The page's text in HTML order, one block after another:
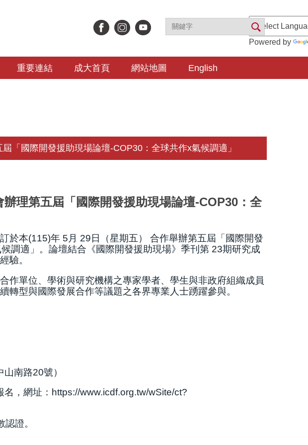
Powered by
重要連結 成大首頁 網站地圖 English
「國際開發援助現場論壇-COP30：全球共作x氣候調適」
辦理第五屆「國際開發援助現場論壇-COP30：全
於本(115)年 5月 29日（星期五） 合作舉辦第五屆「國際開發
調適」。論壇結合《國際開發援助現場》季刊第 23期研究成
驗。
作單位、學術與研究機構之專家學者、學生與非政府組織成員
轉型與國際發展合作等議題之各界專業人士踴躍參與。
南路20號）
，網址： https://www.icdf.org.tw/wSite/ct?
證。